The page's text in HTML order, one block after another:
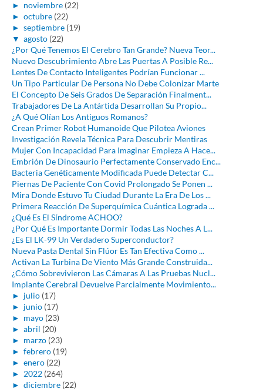
► noviembre (22)
► octubre (22)
► septiembre (19)
▼ agosto (22)
¿Por Qué Tenemos El Cerebro Tan Grande? Nueva Teor...
Nuevo Descubrimiento Abre Las Puertas A Posible Re...
Lentes De Contacto Inteligentes Podrían Funcionar ...
Un Tipo Particular De Persona No Debe Colonizar Marte
El Concepto De Seis Grados De Separación Finalment...
Trabajadores De La Antártida Desarrollan Su Propio...
¿A Qué Olían Los Antiguos Romanos?
Crean Primer Robot Humanoide Que Pilotea Aviones
Investigación Revela Técnica Para Descubrir Mentiras
Mujer Con Incapacidad Para Imaginar Empieza A Hace...
Embrión De Dinosaurio Perfectamente Conservado Enc...
Bacteria Genéticamente Modificada Puede Detectar C...
Piernas De Paciente Con Covid Prolongado Se Ponen ...
Mira Donde Estuvo Tu Ciudad Durante La Era De Los ...
Primera Reacción De Superquímica Cuántica Lograda ...
¿Qué Es El Síndrome ACHOO?
¿Por Qué Es Importante Dormir Todas Las Noches A L...
¿Es El LK-99 Un Verdadero Superconductor?
Nueva Pasta Dental Sin Flúor Es Tan Efectiva Como ...
Activan La Turbina De Viento Más Grande Construida...
¿Cómo Sobrevivieron Las Cámaras A Las Pruebas Nucl...
Implante Cerebral Devuelve Parcialmente Movimiento...
► julio (17)
► junio (17)
► mayo (23)
► abril (20)
► marzo (23)
► febrero (19)
► enero (22)
► 2022 (264)
► diciembre (22)